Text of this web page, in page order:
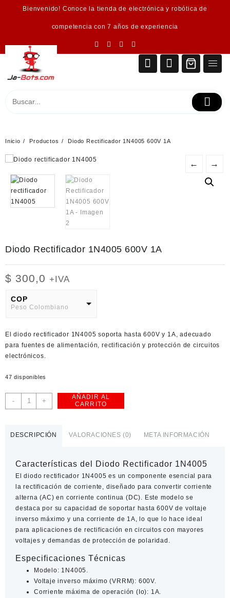
Bienvenido! Conoce la tienda de electrónica y robótica de
competencia con 7 años de experiencia
Inicio Productos Diodo Rectificador 1N4005 600V 1A
← →
Diodo Rectificador 1N4005 600V 1A
$ 300,0 +IVA
COP
Peso Colombiano
American Dollar
Eldiodo rectificador 1N4005 soporta hasta 600V y 1A, adecuado
para fuentes de alimentación, rectificación y protección de circuitos
electrónicos.
47 disponibles
-
Diodo
Rectificador
+
AÑADIR AL
CARRITO
DESCRIPCIÓN VALORACIONES (0) META INFORMACIÓN
Características del Diodo Rectificador 1N4005
Eldiodo rectificador 1N4005 es un componente esencial para
la rectificación de corriente, diseñado para convertir corriente
alterna (AC) en corriente continua (DC). Este modelo se
destaca por sucapacidad de soportar hasta 600V de voltaje
inverso máximo y una corriente de 1A , lo que lo hace ideal
para aplicaciones de rectificación en circuitos con mayores
voltajes y demandas de protección de polaridad.
Especificaciones Técnicas
Modelo: 1N4005.
Voltaje inverso máximo (VRRM): 600V.
Corriente máxima de operación (Io): 1A.